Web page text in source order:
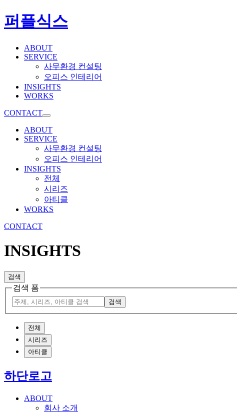
퍼플식스
ABOUT
SERVICE
사무환경 컨설팅
오피스 인테리어
INSIGHTS
WORKS
CONTACT
ABOUT
SERVICE
사무환경 컨설팅
오피스 인테리어
INSIGHTS
전체
시리즈
아티클
WORKS
CONTACT
INSIGHTS
검색
검색 폼
검색
전체
시리즈
아티클
하단로고
ABOUT
회사 소개